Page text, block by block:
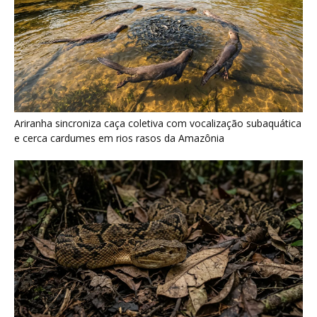
Ariranha sincroniza caça coletiva com vocalização subaquática
e cerca cardumes em rios rasos da Amazônia